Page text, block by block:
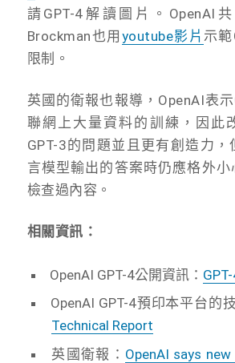
請GPT-4解讀圖片。OpenAI
Brockman也用 youtube影片 示
限制。
英國的衛報也報導，OpenAI表
聯網上大量資料的訓練，因此
GPT-3的問題並且更有創造力
言模型輸出的答案時仍應格外
檢查過內容。
相關資訊：
OpenAI GPT-4公開資訊：
OpenAI GPT-4預印本平台的
Technical Report
英國衛報： OpenAI says